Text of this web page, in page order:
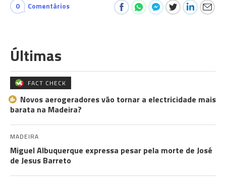
0 Comentários
Últimas
FACT CHECK
Novos aerogeradores vão tornar a electricidade mais
barata na Madeira?
MADEIRA
Miguel Albuquerque expressa pesar pela morte de José
de Jesus Barreto